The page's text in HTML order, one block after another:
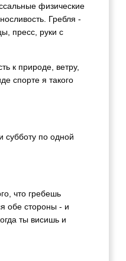
физические
Гребля -
пресс, руки с
к природе, ветру,
спорте я такого
субботу по одной
что гребешь
обе стороны - и
ты висишь и